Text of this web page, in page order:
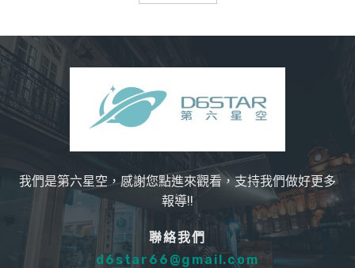
我們是第六星空，感謝您點進來觀看，支持我們做好更多
報導!!
聯絡我們
d6star66@gmail.com